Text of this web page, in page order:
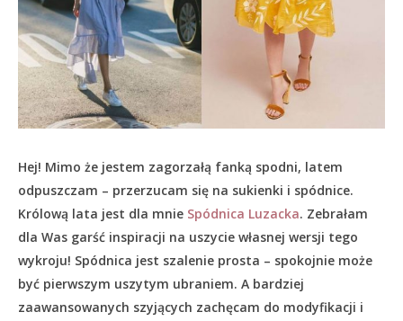
Hej! Mimo że jestem zagorzałą fanką spodni, latem
odpuszczam – przerzucam się na sukienki i spódnice.
Królową lata jest dla mnie Spódnica Luzacka. Zebrałam
dla Was garść inspiracji na uszycie własnej wersji tego
wykroju! Spódnica jest szalenie prosta – spokojnie może
być pierwszym uszytym ubraniem. A bardziej
zaawansowanych szyjących zachęcam do modyfikacji i